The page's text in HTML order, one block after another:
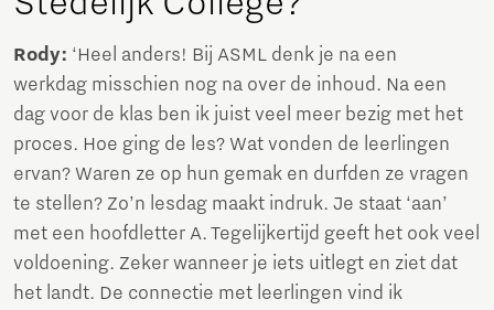
Rody: ‘Heel anders! Bij ASML denk je na een
werkdag misschien nog na over de inhoud. Na een
dag voor de klas ben ik juist veel meer bezig met het
proces. Hoe ging de les? Wat vonden de leerlingen
ervan? Waren ze op hun gemak en durfden ze vragen
te stellen? Zo’n lesdag maakt indruk. Je staat ‘aan’
met een hoofdletter A. Tegelijkertijd geeft het ook veel
voldoening. Zeker wanneer je iets uitlegt en ziet dat
het landt. De connectie met leerlingen vind ik